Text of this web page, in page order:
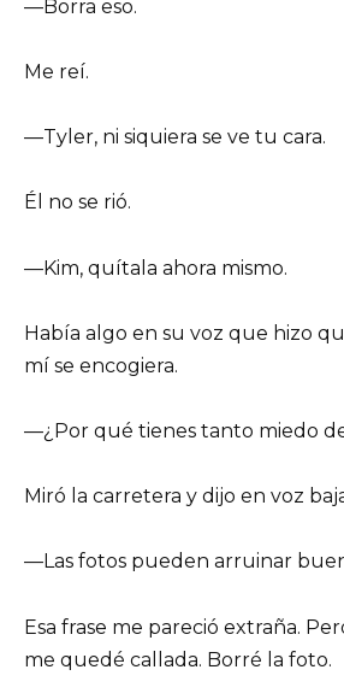
—Borra eso.
Me reí.
—Tyler, ni siquiera se ve tu cara.
Él no se rió.
—Kim, quítala ahora mismo.
Había algo en su voz que hizo
mí se encogiera.
—¿Por qué tienes tanto miedo
Miró la carretera y dijo en voz
—Las fotos pueden arruinar
Esa frase me pareció extraña.
me quedé callada. Borré la foto.